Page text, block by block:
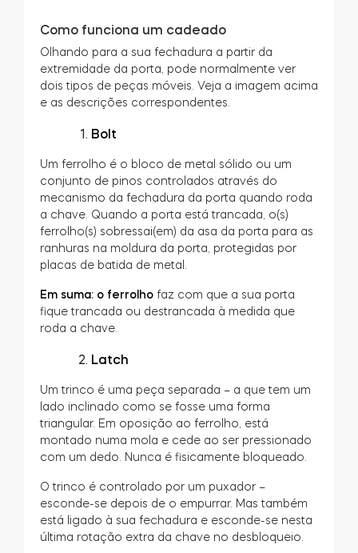
Como funciona um cadeado
Olhando para a sua fechadura a partir da
extremidade da porta, pode normalmente ver
dois tipos de peças móveis. Veja a imagem acima
e as descrições correspondentes.
Bolt
Um ferrolho é o bloco de metal sólido ou um
conjunto de pinos controlados através do
mecanismo da fechadura da porta quando roda
a chave. Quando a porta está trancada, o(s)
ferrolho(s) sobressai(em) da asa da porta para as
ranhuras na moldura da porta, protegidas por
placas de batida de metal.
Em suma: o ferrolho faz com que a sua porta
fique trancada ou destrancada à medida que
roda a chave.
Latch
Um trinco é uma peça separada – a que tem um
lado inclinado como se fosse uma forma
triangular. Em oposição ao ferrolho, está
montado numa mola e cede ao ser pressionado
com um dedo. Nunca é fisicamente bloqueado.
O trinco é controlado por um puxador –
esconde-se depois de o empurrar. Mas também
está ligado à sua fechadura e esconde-se nesta
última rotação extra da chave no desbloqueio.